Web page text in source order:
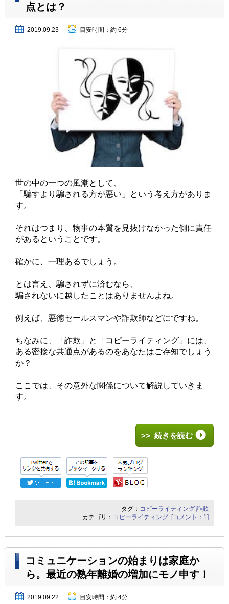
点とは？
2019.09.23 目安時間： 約 6分
世の中の一つの風潮として、
「騙すよ り騙される方が悪い」という考え方がありま
す。
それはつまり、物事の本質を見抜けなかった側に責任
があるということです。
確かに、一理あるでしょう。
とは言え、騙されずに済むなら、
騙されないに越したことはありませんよね。
例えば、悪徳セールスマンや詐欺師などにですね。
ちなみに、「詐欺」と「コピーライティング」には、
ある密接な共通点があるのをあなたはご存知でしょう
か？
ここでは、その意外な関係について解説していきま
す。
>> 続きを読む
タグ： コピーライティング 詐欺
カテゴリ： コピーライティング [コメント：1]
コミュニケーションの始まりは家庭か
ら。最近の熟年離婚の増加にモノ申す！
2019.09.22 目安時間： 約 4分